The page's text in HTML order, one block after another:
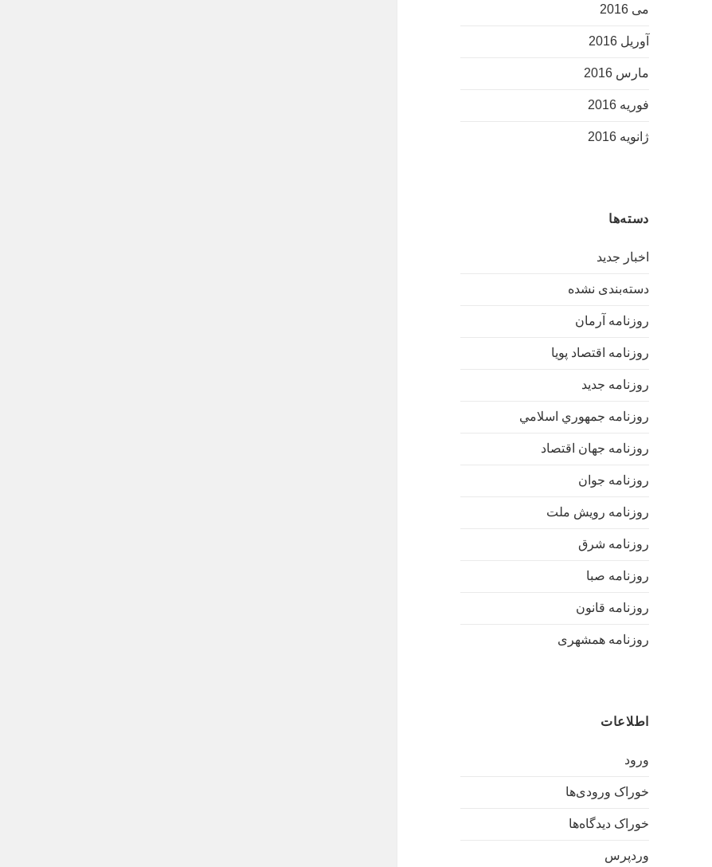
می 2016
آوریل 2016
مارس 2016
فوریه 2016
ژانویه 2016
دسته‌ها
اخبار جدید
دسته‌بندی نشده
روزنامه آرمان
روزنامه اقتصاد پویا
روزنامه جدید
روزنامه جمهوري اسلامي
روزنامه جهان اقتصاد
روزنامه جوان
روزنامه رویش ملت
روزنامه شرق
روزنامه صبا
روزنامه قانون
روزنامه همشهری
اطلاعات
ورود
خوراک ورودی‌ها
خوراک دیدگاه‌ها
وردپرس